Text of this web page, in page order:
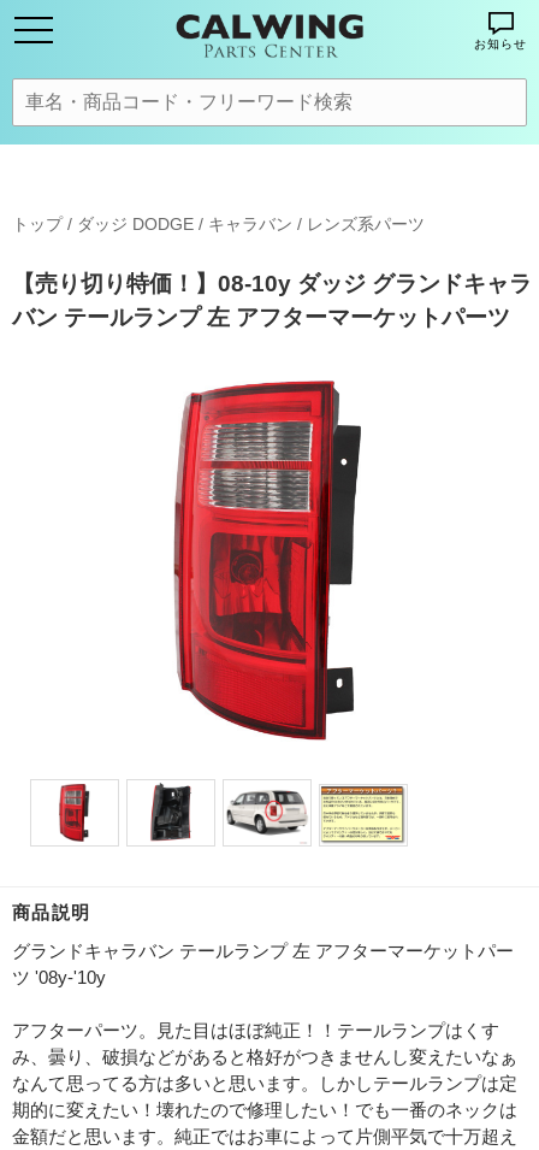
お知らせ
トップ/ ダッジ DODGE / キャラバン / レンズ系パーツ
【売り切り特価！】08-10y ダッジ グランドキャラ
バン テールランプ 左 アフターマーケットパーツ
商品説明
グランドキャラバン テールランプ 左 アフターマーケットパー
ツ '08y-'10y
アフターパーツ。見た目はほぼ純正！！テールランプはくす
み、曇り、破損などがあると格好がつきませんし変えたいなぁ
なんて思ってる方は多いと思います。しかしテールランプは定
期的に変えたい！壊れたので修理したい！でも一番のネックは
金額だと思います。純正ではお車によって片側平気で十万超え